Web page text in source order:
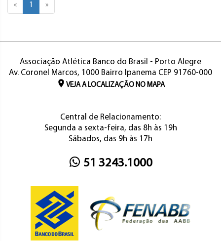
« 1 »
Associação Atlética Banco do Brasil - Porto Alegre
Av. Coronel Marcos, 1000 Bairro Ipanema CEP 91760-000
VEJA A LOCALIZAÇÃO NO MAPA
Central de Relacionamento:
Segunda a sexta-feira, das 8h às 19h
Sábados, das 9h às 17h
51 3243.1000